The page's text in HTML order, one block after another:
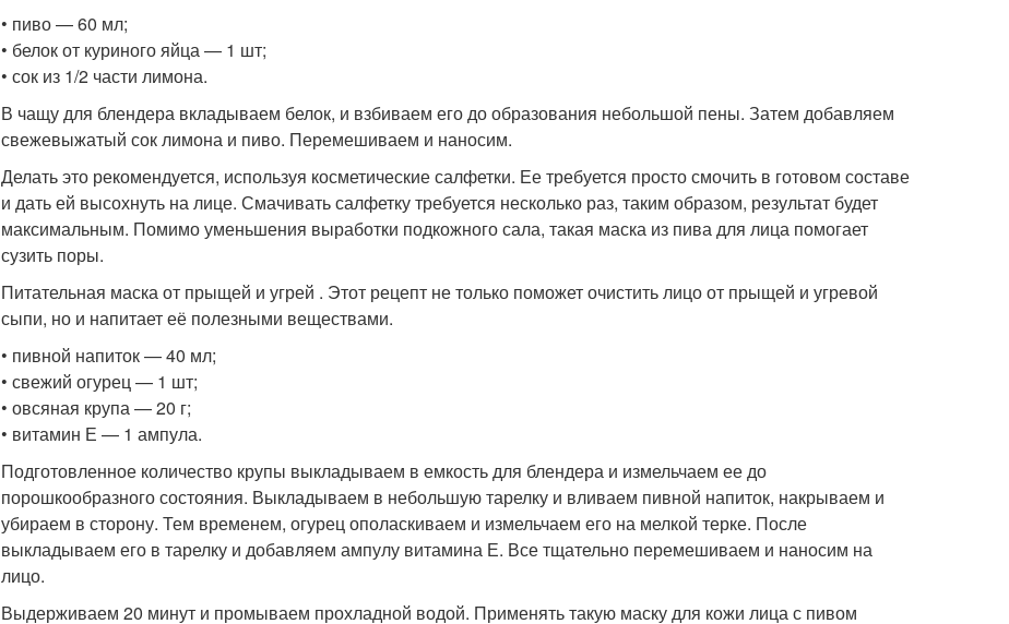
• пиво — 60 мл;
• белок от куриного яйца — 1 шт;
• сок из 1/2 части лимона.
В чащу для блендера вкладываем белок, и взбиваем его до образования небольшой пены. Затем добавляем
свежевыжатый сок лимона и пиво. Перемешиваем и наносим.
Делать это рекомендуется, используя косметические салфетки. Ее требуется просто смочить в готовом составе
и дать ей высохнуть на лице. Смачивать салфетку требуется несколько раз, таким образом, результат будет
максимальным. Помимо уменьшения выработки подкожного сала, такая маска из пива для лица помогает
сузить поры.
Питательная маска от прыщей и угрей . Этот рецепт не только поможет очистить лицо от прыщей и угревой
сыпи, но и напитает её полезными веществами.
• пивной напиток — 40 мл;
• свежий огурец — 1 шт;
• овсяная крупа — 20 г;
• витамин Е — 1 ампула.
Подготовленное количество крупы выкладываем в емкость для блендера и измельчаем ее до
порошкообразного состояния. Выкладываем в небольшую тарелку и вливаем пивной напиток, накрываем и
убираем в сторону. Тем временем, огурец ополаскиваем и измельчаем его на мелкой терке. После
выкладываем его в тарелку и добавляем ампулу витамина Е. Все тщательно перемешиваем и наносим на
лицо.
Выдерживаем 20 минут и промываем прохладной водой. Применять такую маску для кожи лица с пивом